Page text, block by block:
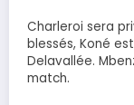
Charleroi sera
blessés, Koné
Delavallée.
match.